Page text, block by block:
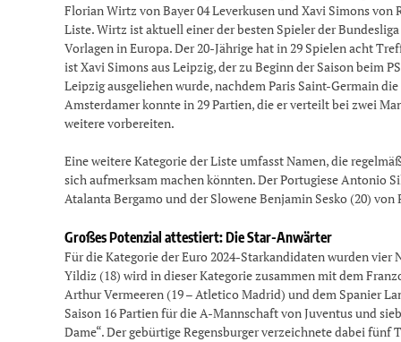
Florian Wirtz von Bayer 04 Leverkusen und Xavi Simons
Liste. Wirtz ist aktuell einer der besten Spieler der
Vorlagen in Europa. Der 20-Jährige hat in 29 Spielen acht
ist Xavi Simons aus Leipzig, der zu Beginn der Saison beim
Leipzig ausgeliehen wurde, nachdem Paris Saint-Germain
Amsterdamer konnte in 29 Partien, die er verteilt bei zwei
weitere vorbereiten.
Eine weitere Kategorie der Liste umfasst Namen, die
sich aufmerksam machen könnten. Der Portugiese Antonio
Atalanta Bergamo und der Slowene Benjamin Sesko (20)
Großes Potenzial attestiert: Die Star-Anwärter
Für die Kategorie der Euro 2024-Starkandidaten wurden
Yildiz (18) wird in dieser Kategorie zusammen mit dem
Arthur Vermeeren (19 – Atletico Madrid) und dem Spanier
Saison 16 Partien für die A-Mannschaft von Juventus und
Dame“. Der gebürtige Regensburger verzeichnete dabei fünf